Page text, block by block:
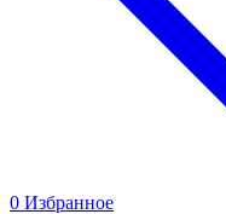
0 Избранное